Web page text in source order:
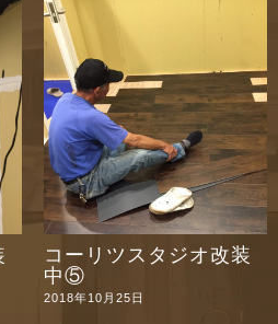
コーリツスタジオ改装
中⑤
2018年10月25日